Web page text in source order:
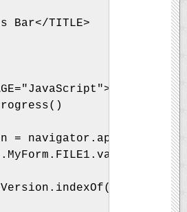
Bar</TITLE>
= navigator.appVersion;
!= ""
!= -1